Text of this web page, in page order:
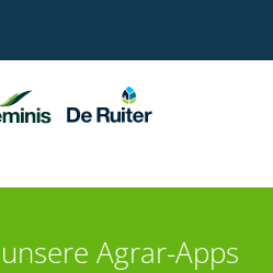
Agrar-Apps